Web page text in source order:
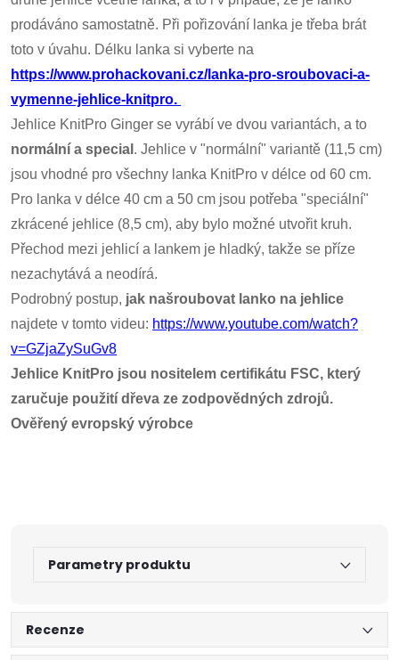
prodáváno samostatně. Při pořizování lanka je třeba brát
toto v úvahu. Délku lanka si vyberte na
https://www.prohackovani.cz/lanka-pro-sroubovaci-a-
vymenne-jehlice-knitpro.
Jehlice KnitPro Ginger se vyrábí ve dvou variantách, a to
normální a special . Jehlice v "normální" variantě (11,5 cm)
jsou vhodné pro všechny lanka KnitPro v délce od 60 cm.
Pro lanka v délce 40 cm a 50 cm jsou potřeba "speciální"
zkrácené jehlice (8,5 cm), aby bylo možné utvořit kruh.
Přechod mezi jehlicí a lankem je hladký, takže se příze
nezachytává a neodírá.
Podrobný postup, jak našroubovat lanko na jehlice
najdete v tomto videu: https://www.youtube.com/watch?
v=GZjaZySuGv8
Jehlice KnitPro jsou nositelem certifikátu FSC, který
zaručuje použití dřeva ze zodpovědných zdrojů.
Ověřený evropský výrobce
Parametry produktu
Recenze